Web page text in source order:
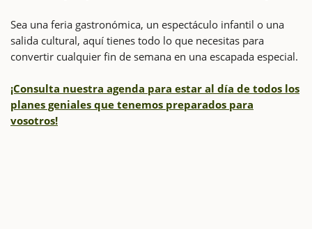
Sea una feria gastronómica, un espectáculo infantil o una
salida cultural, aquí tienes todo lo que necesitas para
convertir cualquier fin de semana en una escapada especial.
¡Consulta nuestra agenda para estar al día de todos los
planes geniales que tenemos preparados para
vosotros!